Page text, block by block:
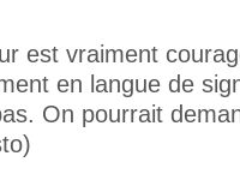
est vraiment
en langue de
On pourrait